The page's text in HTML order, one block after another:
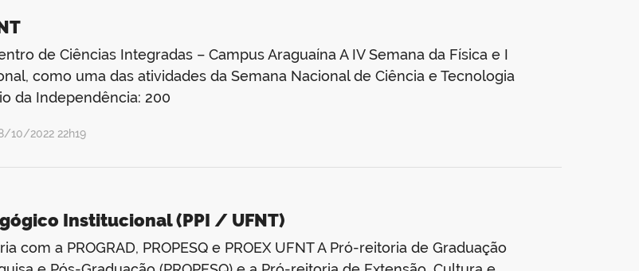
de Ciências Integradas – Campus Araguaína A IV Semana da Física e I
como uma das atividades da Semana Nacional de Ciência e Tecnologia
da Independência: 200
10/2022 22h19
Institucional (PPI / UFNT)
a PROGRAD, PROPESQ e PROEX UFNT A Pró-reitoria de Graduação